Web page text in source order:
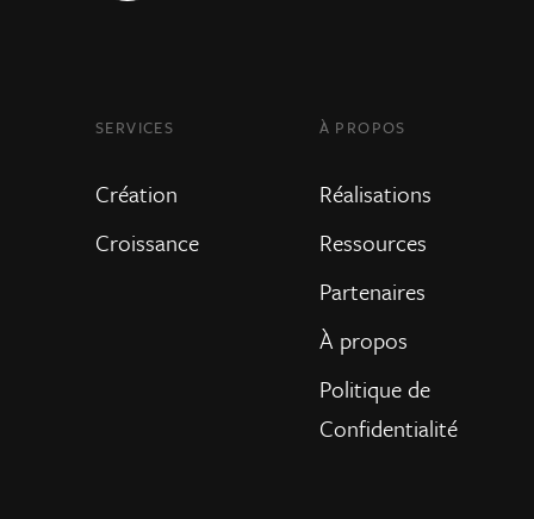
SERVICES
Création
Croissance
À PROPOS
Réalisations
Ressources
Partenaires
À propos
Politique de
Confidentialité